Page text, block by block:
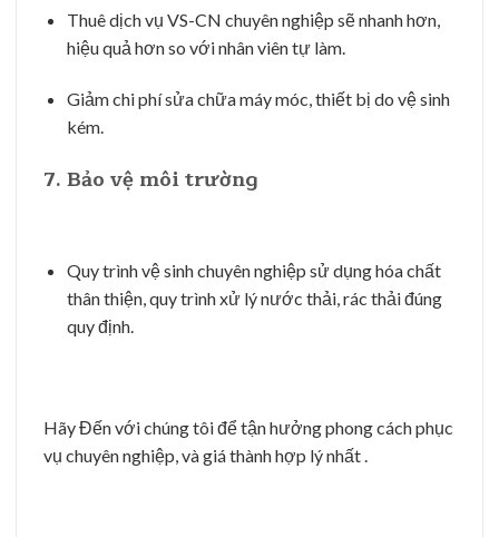
Thuê dịch vụ VS-CN chuyên nghiệp sẽ nhanh hơn,
hiệu quả hơn so với nhân viên tự làm.
Giảm chi phí sửa chữa máy móc, thiết bị do vệ sinh
kém.
7. Bảo vệ môi trường
Quy trình vệ sinh chuyên nghiệp sử dụng hóa chất
thân thiện, quy trình xử lý nước thải, rác thải đúng
quy định.
Hãy Đến với chúng tôi để tận hưởng phong cách phục
vụ chuyên nghiệp, và giá thành hợp lý nhất .